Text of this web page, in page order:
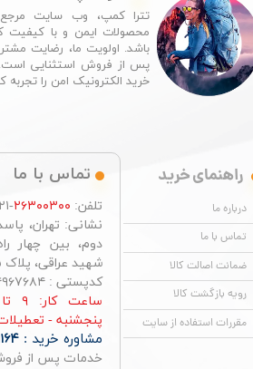
راهنمای خرید
درباره ما
تماس با ما
ضمانت اصالت کالا
رویه بازگشت کالا
مقررات استفاده از سایت
تترا کمپ، وب سایت
محصولات ایمن و با
باشد. اولویت ما، رضایت
پس از فروش استثنایی
خرید الکترونیک امن را تجربه
تماس با ما
تلفن: ۲۶۳۰۰۳۰۰-۰۲۱ (۳۰ خط)
نشانی: تهران،
دوم، بین چهار
شهید عراقی، پلاک ۵ واحد ۳
کدپستی : ۱۶۶۴۹۶۷۶۸۴
پنجشنبه -
مشاوره خرید :
خدمات پس از فروش :